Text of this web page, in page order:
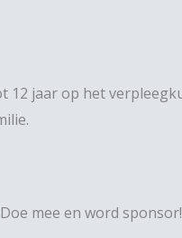
jaar op het
mee en word sponsor!